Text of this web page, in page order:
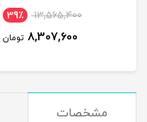
Velvet Desert Oud
13,565,400 39٪
8,307,600 تومان
مشخصات